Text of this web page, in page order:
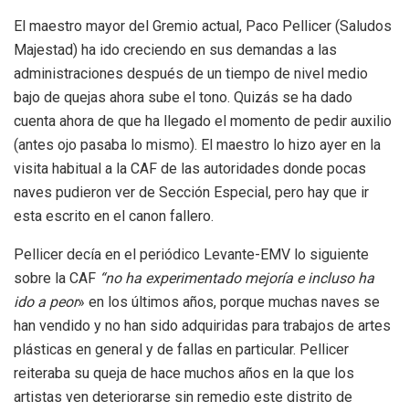
El maestro mayor del Gremio actual, Paco Pellicer (Saludos
Majestad) ha ido creciendo en sus demandas a las
administraciones después de un tiempo de nivel medio
bajo de quejas ahora sube el tono. Quizás se ha dado
cuenta ahora de que ha llegado el momento de pedir auxilio
(antes ojo pasaba lo mismo). El maestro lo hizo ayer en la
visita habitual a la CAF de las autoridades donde pocas
naves pudieron ver de Sección Especial, pero hay que ir
esta escrito en el canon fallero.
Pellicer decía en el periódico Levante-EMV lo siguiente
sobre la CAF “no ha experimentado mejoría e incluso ha
ido a peor» en los últimos años, porque muchas naves se
han vendido y no han sido adquiridas para trabajos de artes
plásticas en general y de fallas en particular. Pellicer
reiteraba su queja de hace muchos años en la que los
artistas ven deteriorarse sin remedio este distrito de